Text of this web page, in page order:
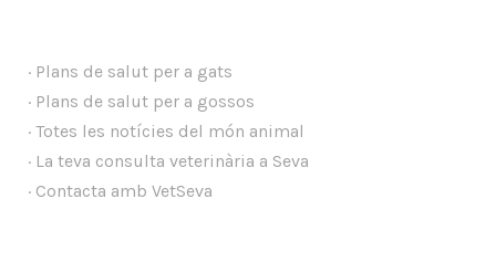
· Plans de salut per a gats
· Plans de salut per a gossos
· Totes les notícies del món animal
· La teva consulta veterinària a Seva
· Contacta amb VetSeva